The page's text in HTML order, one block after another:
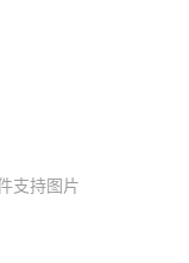
支持图片